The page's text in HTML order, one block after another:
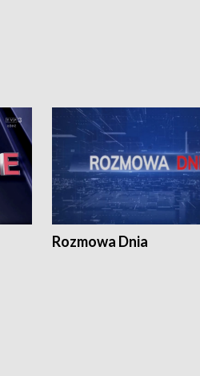
Rozmowa Dnia